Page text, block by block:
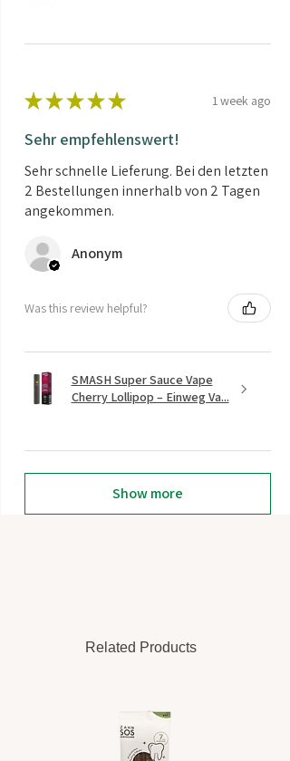
★ ★ ★ ★ ★ 1 week ago
Sehr empfehlenswert!
Sehr schnelle Lieferung. Bei den letzten
2 Bestellungen innerhalb von 2 Tagen
angekommen.
Anonym
Was this review helpful?
SMASH Super Sauce Vape
Cherry Lollipop – Einweg Va...
Show more
Related Products